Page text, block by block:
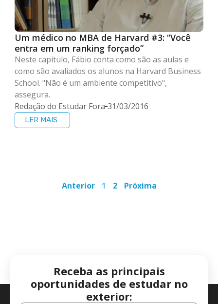
Um médico no MBA de Harvard #3: “Você
entra em um ranking forçado”
Neste capítulo, Fábio conta como são as aulas e
como são avaliados os alunos na Harvard Business
School. "Não é um ambiente competitivo",
assegura.
Redação do Estudar Fora 31/03/2016
LER MAIS
Anterior 1 2 Próxima
Receba as principais
oportunidades de estudar no
exterior: